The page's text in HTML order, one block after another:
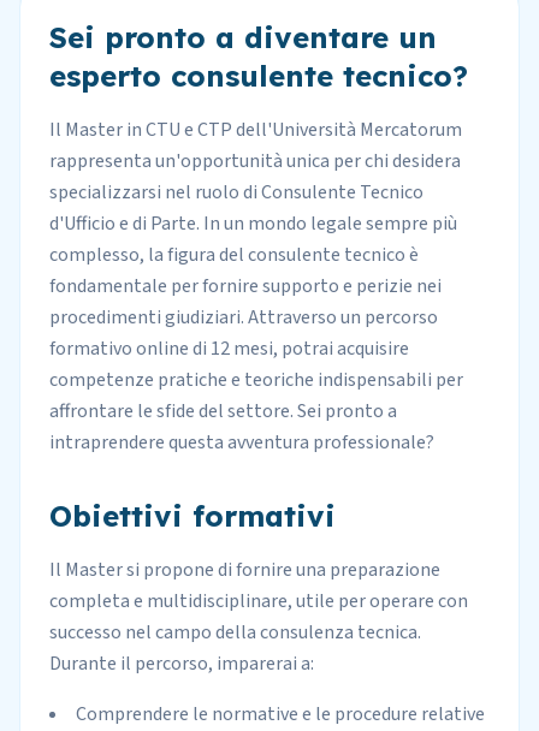
Sei pronto a diventare un
esperto consulente tecnico?
Il Master in CTU e CTP dell'Università Mercatorum
rappresenta un'opportunità unica per chi desidera
specializzarsi nel ruolo di Consulente Tecnico
d'Ufficio e di Parte. In un mondo legale sempre più
complesso, la figura del consulente tecnico è
fondamentale per fornire supporto e perizie nei
procedimenti giudiziari. Attraverso un percorso
formativo online di 12 mesi, potrai acquisire
competenze pratiche e teoriche indispensabili per
affrontare le sfide del settore. Sei pronto a
intraprendere questa avventura professionale?
Obiettivi formativi
Il Master si propone di fornire una preparazione
completa e multidisciplinare, utile per operare con
successo nel campo della consulenza tecnica.
Durante il percorso, imparerai a:
Comprendere le normative e le procedure relative